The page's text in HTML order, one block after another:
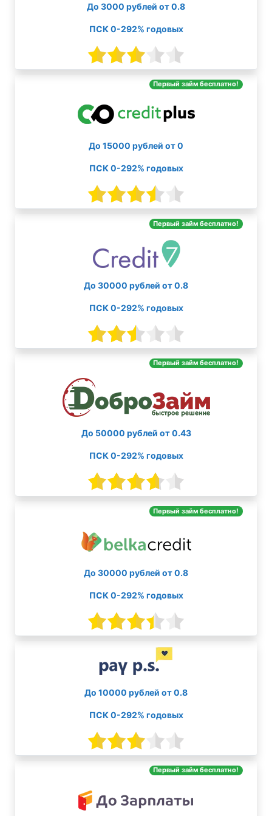
До 3000 рублей от 0.8
ПСК 0-292% годовых
Первый займ бесплатно!
До 15000 рублей от 0
ПСК 0-292% годовых
Первый займ бесплатно!
До 30000 рублей от 0.8
ПСК 0-292% годовых
Первый займ бесплатно!
До 50000 рублей от 0.43
ПСК 0-292% годовых
Первый займ бесплатно!
До 30000 рублей от 0.8
ПСК 0-292% годовых
До 10000 рублей от 0.8
ПСК 0-292% годовых
Первый займ бесплатно!